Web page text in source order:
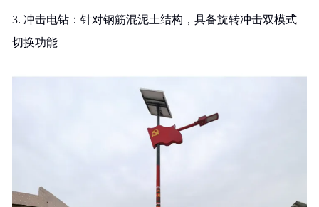
3. 冲击电钻：针对钢筋混泥土结构，具备旋转冲击双模式
切换功能